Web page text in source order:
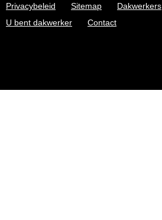
Privacybeleid
Sitemap Dakwerkers
U bent dakwerker
Contact